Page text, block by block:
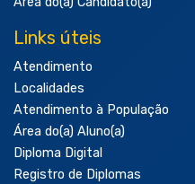
Links úteis
Atendimento
Localidades
Atendimento à População
Área do(a) Aluno(a)
Diploma Digital
Registro de Diplomas